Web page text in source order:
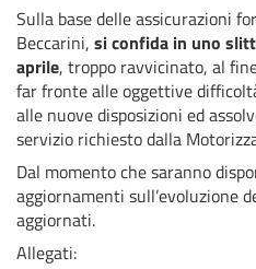
Sulla base delle assicurazioni
Beccarini, si confida in uno
aprile, troppo ravvicinato, al
far fronte alle oggettive
alle nuove disposizioni ed
servizio richiesto dalla
Dal momento che saranno
aggiornamenti sull’evoluzione
aggiornati.
Allegati: